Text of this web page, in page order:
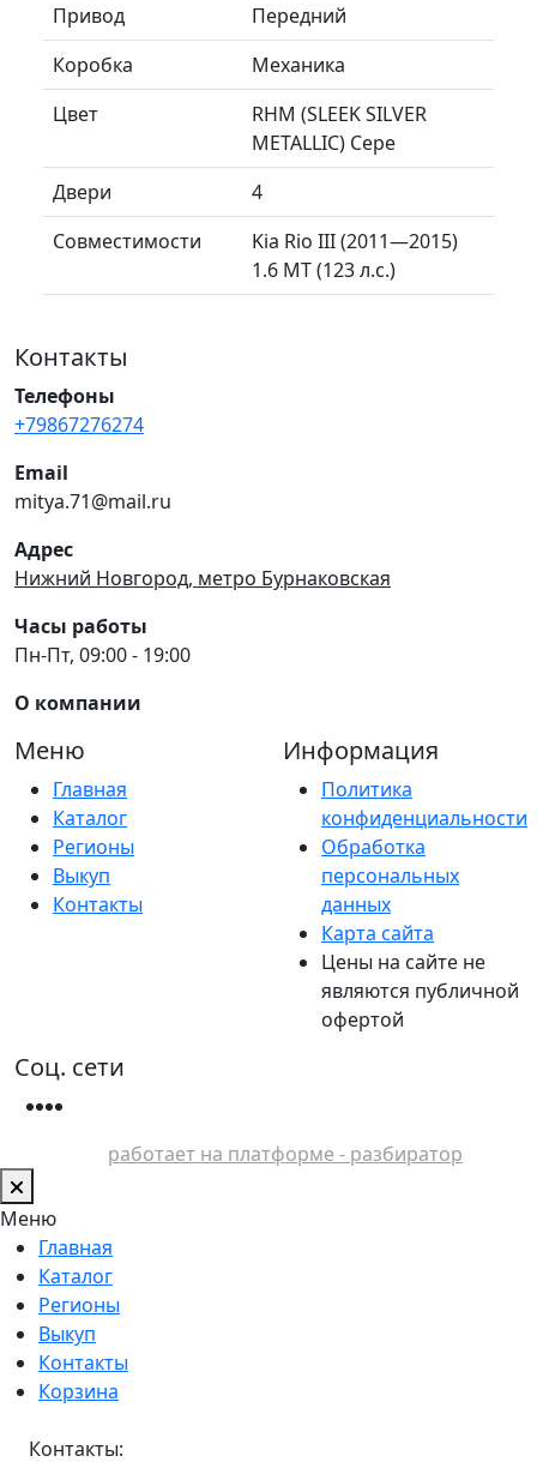
Привод
Передний
Коробка
Механика
Цвет
RHM (SLEEK SILVER
METALLIC) Сере
Двери
4
Совместимости
Kia Rio III (2011—2015)
1.6 MT (123 л.с.)
Контакты
Телефоны
+79867276274
Email
mitya.71@mail.ru
Адрес
Нижний Новгород, метро Бурнаковская
Часы работы
Пн-Пт, 09:00 - 19:00
О компании
Меню
Главная
Каталог
Регионы
Выкуп
Контакты
Информация
Политика
конфиденциальности
Обработка
персональных
данных
Карта сайта
Цены на сайте не
являются публичной
офертой
Соц. сети
работает на платформе - разбиратор
Меню
Главная
Каталог
Регионы
Выкуп
Контакты
Корзина
Контакты: